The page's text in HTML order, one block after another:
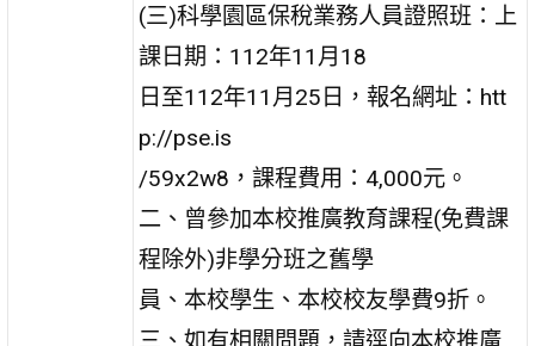
(三)科學園區保稅業務人員證照班：上
課日期：112年11月18
日至112年11月25日，報名網址：htt
p://pse.is
/59x2w8，課程費用：4,000元。
二、曾參加本校推廣教育課程(免費課
程除外)非學分班之舊學
員、本校學生、本校校友學費9折。